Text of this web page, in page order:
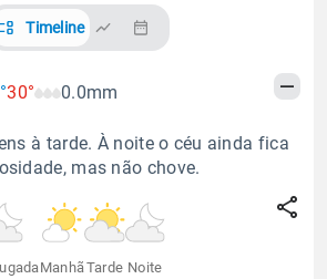
Timeline
30° 0.0mm
à tarde. À noite o céu ainda fica
mas não chove.
Manhã Tarde Noite